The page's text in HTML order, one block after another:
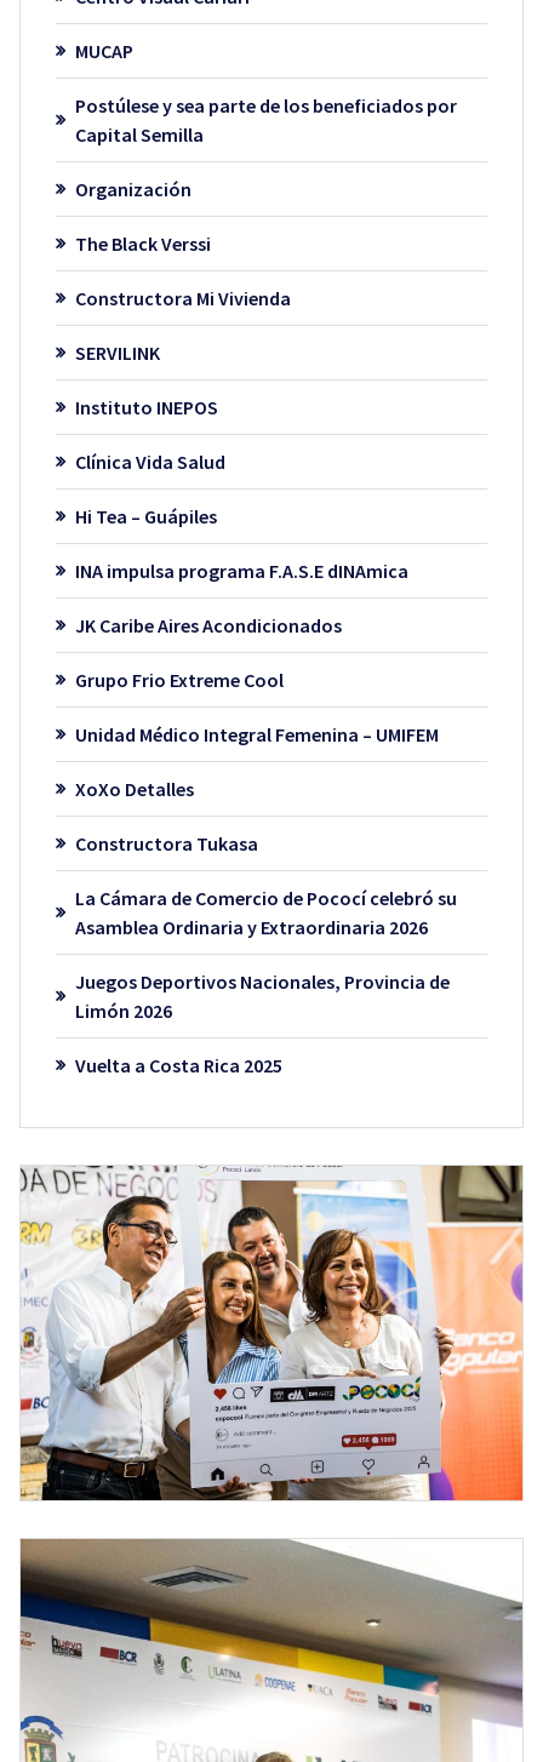
MUCAP
Postúlese y sea parte de los beneficiados por
Capital Semilla
Organización
The Black Verssi
Constructora Mi Vivienda
SERVILINK
Instituto INEPOS
Clínica Vida Salud
Hi Tea – Guápiles
INA impulsa programa F.A.S.E dINAmica
JK Caribe Aires Acondicionados
Grupo Frio Extreme Cool
Unidad Médico Integral Femenina – UMIFEM
XoXo Detalles
Constructora Tukasa
La Cámara de Comercio de Pococí celebró su
Asamblea Ordinaria y Extraordinaria 2026
Juegos Deportivos Nacionales, Provincia de
Limón 2026
Vuelta a Costa Rica 2025